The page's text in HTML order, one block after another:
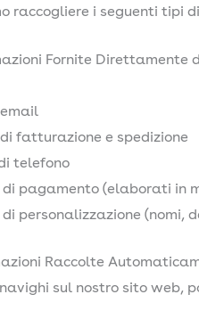
raccogliere i seguenti tipi
Fornite Direttamente
fatturazione e spedizione
telefono
pagamento (elaborati in
personalizzazione (nomi,
Raccolte
sul nostro sito web,